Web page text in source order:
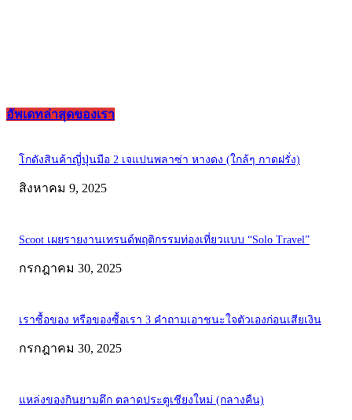
อัพเดทล่าสุดของเรา
โกดังสินค้าญี่ปุ่นมือ 2 เจแปนพลาซ่า หางดง (ใกล้ๆ กาดฝรั่ง)
สิงหาคม 9, 2025
Scoot เผยรายงานเทรนด์พฤติกรรมท่องเที่ยวแบบ “Solo Travel”
กรกฎาคม 30, 2025
เราซื้อของ หรือของซื้อเรา 3 คำถามเอาชนะใจตัวเองก่อนเสียเงิน
กรกฎาคม 30, 2025
แหล่งของกินยามดึก ตลาดประตูเชียงใหม่ (กลางคืน)